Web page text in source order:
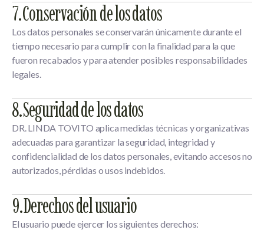
7. Conservación de los datos
Los datos personales se conservarán únicamente durante el
tiempo necesario para cumplir con la finalidad para la que
fueron recabados y para atender posibles responsabilidades
legales.
8. Seguridad de los datos
DR. LINDA TOVITO aplica medidas técnicas y organizativas
adecuadas para garantizar la seguridad, integridad y
confidencialidad de los datos personales, evitando accesos no
autorizados, pérdidas o usos indebidos.
9. Derechos del usuario
El usuario puede ejercer los siguientes derechos: